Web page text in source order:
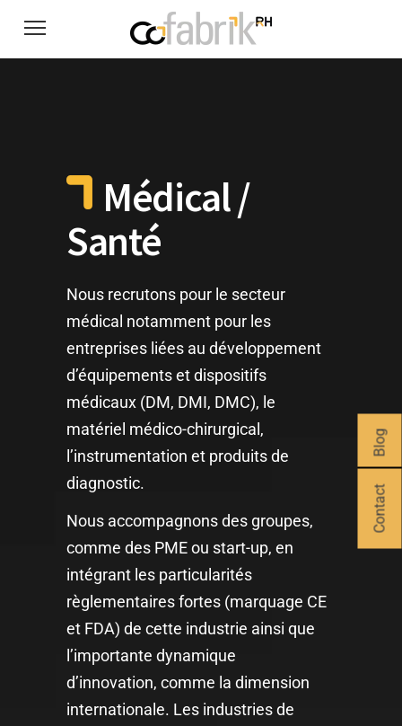
Médical /
Santé
Nous recrutons pour le secteur
médical notamment pour les
entreprises liées au développement
d’équipements et dispositifs
médicaux (DM, DMI, DMC), le
matériel médico-chirurgical,
l’instrumentation et produits de
diagnostic.
Nous accompagnons des groupes,
comme des PME ou start-up, en
intégrant les particularités
règlementaires fortes (marquage CE
et FDA) de cette industrie ainsi que
l’importante dynamique
d’innovation, comme la dimension
internationale. Les industries de
Contact
Blog